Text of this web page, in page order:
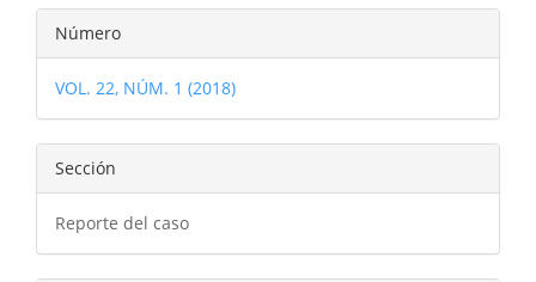
Detalles
del
artículo
Número
VOL. 22, NÚM. 1 (2018)
Sección
Reporte del caso